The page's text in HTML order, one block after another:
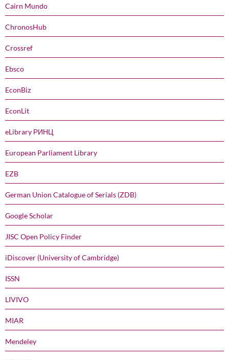
Cairn Mundo
ChronosHub
Crossref
Ebsco
EconBiz
EconLit
eLibrary РИНЦ
European Parliament Library
EZB
German Union Catalogue of Serials (ZDB)
Google Scholar
JISC Open Policy Finder
iDiscover (University of Cambridge)
ISSN
LIVIVO
MIAR
Mendeley